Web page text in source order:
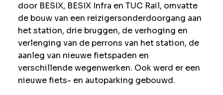
door BESIX, BESIX Infra en TUC Rail, omvatte
de bouw van een reizigersonderdoorgang aan
het station, drie bruggen, de verhoging en
verlenging van de perrons van het station, de
aanleg van nieuwe fietspaden en
verschillende wegenwerken. Ook werd er een
nieuwe fiets- en autoparking gebouwd.